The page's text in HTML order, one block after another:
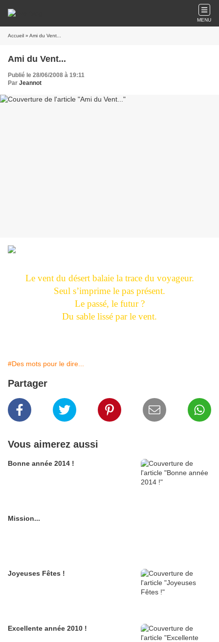
MENU
Accueil » Ami du Vent...
Ami du Vent...
Publié le 28/06/2008 à 19:11
Par Jeannot
Le vent du désert balaie la trace du voyageur.
Seul s’imprime le pas présent.
Le passé, le futur ?
Du sable lissé par le vent.
#Des mots pour le dire...
Partager
Vous aimerez aussi
Bonne année 2014 !
Mission...
Joyeuses Fêtes !
Excellente année 2010 !